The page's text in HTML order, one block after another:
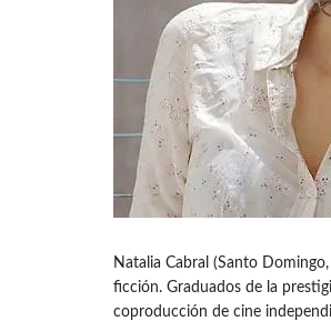
Natalia Cabral (Santo Domingo,
ficción. Graduados de la
coproducción de cine